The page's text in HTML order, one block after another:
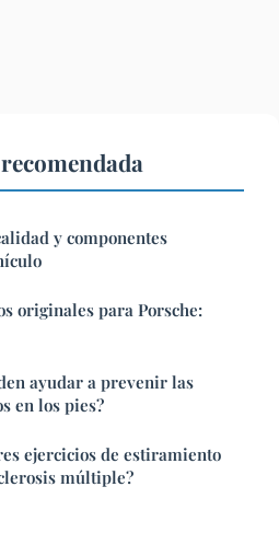
y componentes
originales para Porsche:
ayudar a prevenir las
en los pies?
ejercicios de estiramiento
múltiple?